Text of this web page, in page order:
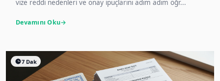
vize reddi nedenleri ve onay ipuçlarını adım adım öğr...
Devamını Oku
7 Dak